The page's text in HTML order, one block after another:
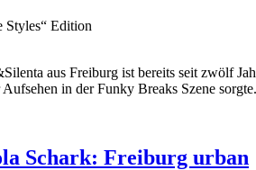
Styles“ Edition
aus Freiburg ist bereits seit zwölf
in der Funky Breaks Szene
Schark: Freiburg urban